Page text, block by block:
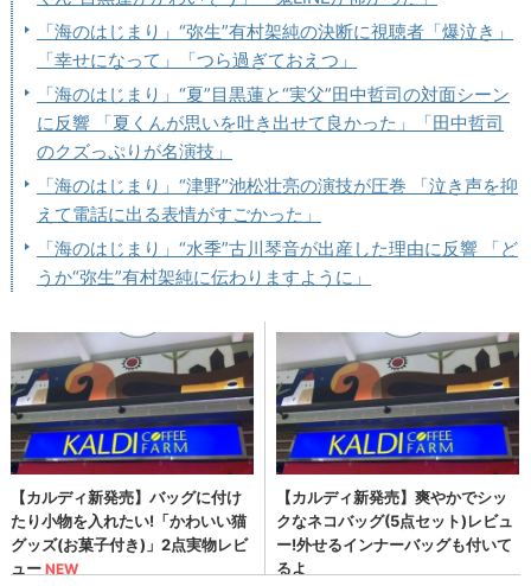
「海のはじまり」“弥生”有村架純の決断に視聴者「爆泣き」
「幸せになって」「つら過ぎておえつ」
「海のはじまり」“夏”目黒蓮と“実父”田中哲司の対面シーン
に反響 「夏くんが思いを吐き出せて良かった」「田中哲司
のクズっぷりが名演技」
「海のはじまり」“津野”池松壮亮の演技が圧巻 「泣き声を抑
えて電話に出る表情がすごかった」
「海のはじまり」“水季”古川琴音が出産した理由に反響 「ど
うか“弥生”有村架純に伝わりますように」